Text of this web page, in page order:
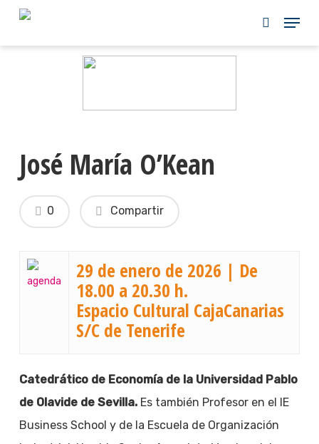
Skip
José María O’Kean
Compartir
0
29 de enero de 2026 | De
18.00 a 20.30 h.
Espacio Cultural CajaCanarias
S/C de Tenerife
Catedrático de Economía de la Universidad Pablo
de Olavide de Sevilla.Es también Profesor en el IE
Business School y de la Escuela de Organización